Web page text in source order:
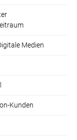
Medien
Kunden